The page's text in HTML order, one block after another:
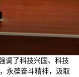
调了科技兴国、科技
永葆奋斗精神，汲取